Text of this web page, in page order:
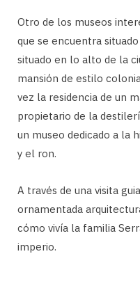
Otro de los museos
que se encuentra
situado en lo alto de la
mansión de estilo
vez la residencia de un
propietario de la
un museo dedicado a la
y el ron.
A través de una visita
ornamentada
cómo vivía la familia
imperio.